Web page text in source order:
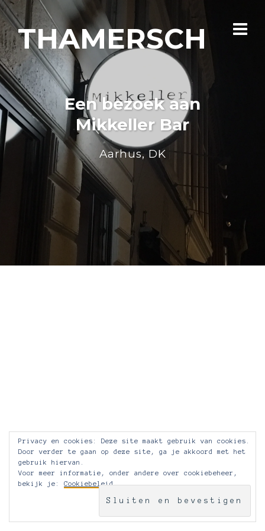
THAMERSCH
Een bezoek aan
Mikkeller Bar
Aarhus, DK
Privacy en cookies: Deze site maakt gebruik van cookies.
Door verder te gaan op deze site, ga je akkoord met het
gebruik hiervan.
Voor meer informatie, onder andere over cookiebeheer,
bekijk je: Cookiebeleid